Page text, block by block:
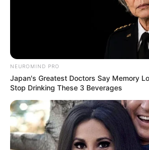
NEUROMIND PRO
Japan's Greatest Doctors Say Memory
Stop Drinking These 3 Beverages